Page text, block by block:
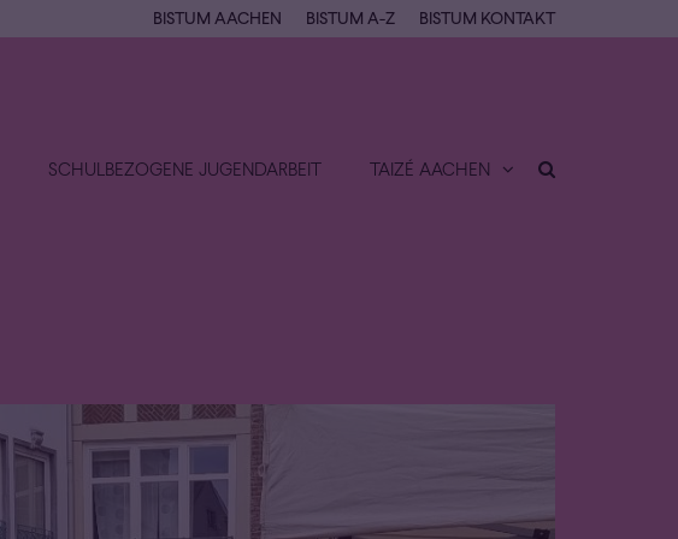
BISTUM AACHEN BISTUM A-Z BISTUM KONTAKT
SCHULBEZOGENE JUGENDARBEIT TAIZÉ AACHEN